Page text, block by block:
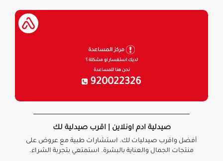
مركز المساعدة
لديك استفسار او مشكلة ؟
نحن هنا للمساعدة
920022326
صيدلية ادم اونلاين | اقرب صيدلية لك
أفضل واقرب صيدليات لك. استشارات طبية مع عروض على
منتجات الجمال والعناية بالبشرة. استمتعي بتجربة الشراء.